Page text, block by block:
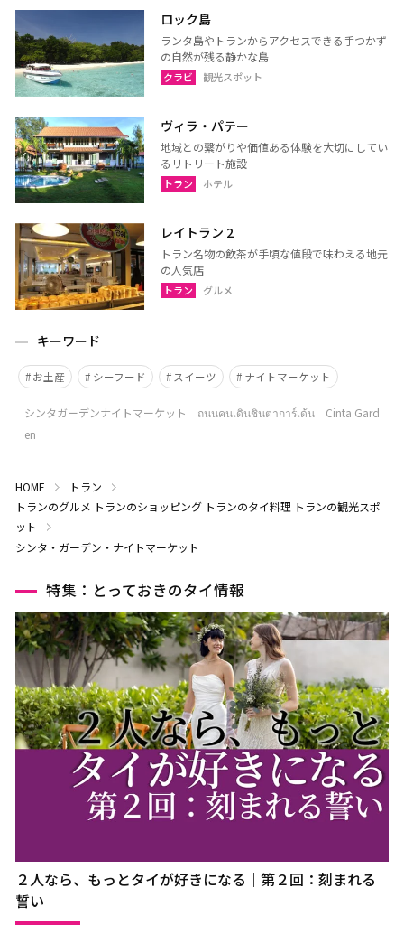
ロック島
ランタ島やトランからアクセスできる手つかず
の自然が残る静かな島
クラビ 観光スポット
ヴィラ・パテー
地域との繋がりや価値ある体験を大切にしてい
るリトリート施設
トラン ホテル
レイトラン 2
トラン名物の飲茶が手頃な値段で味わえる地元
の人気店
トラン グルメ
キーワード
お土産 シーフード スイーツ ナイトマーケット
シンタガーデンナイトマーケット ถนนคนเดินชินตาการ์เด้น Cinta Gard
en
HOME
トラン
トランのグルメ トランのショッピング トランのタイ料理 トランの観光スポ
ット
シンタ・ガーデン・ナイトマーケット
特集：とっておきのタイ情報
２人なら、もっとタイが好きになる｜第２回：刻まれる
誓い